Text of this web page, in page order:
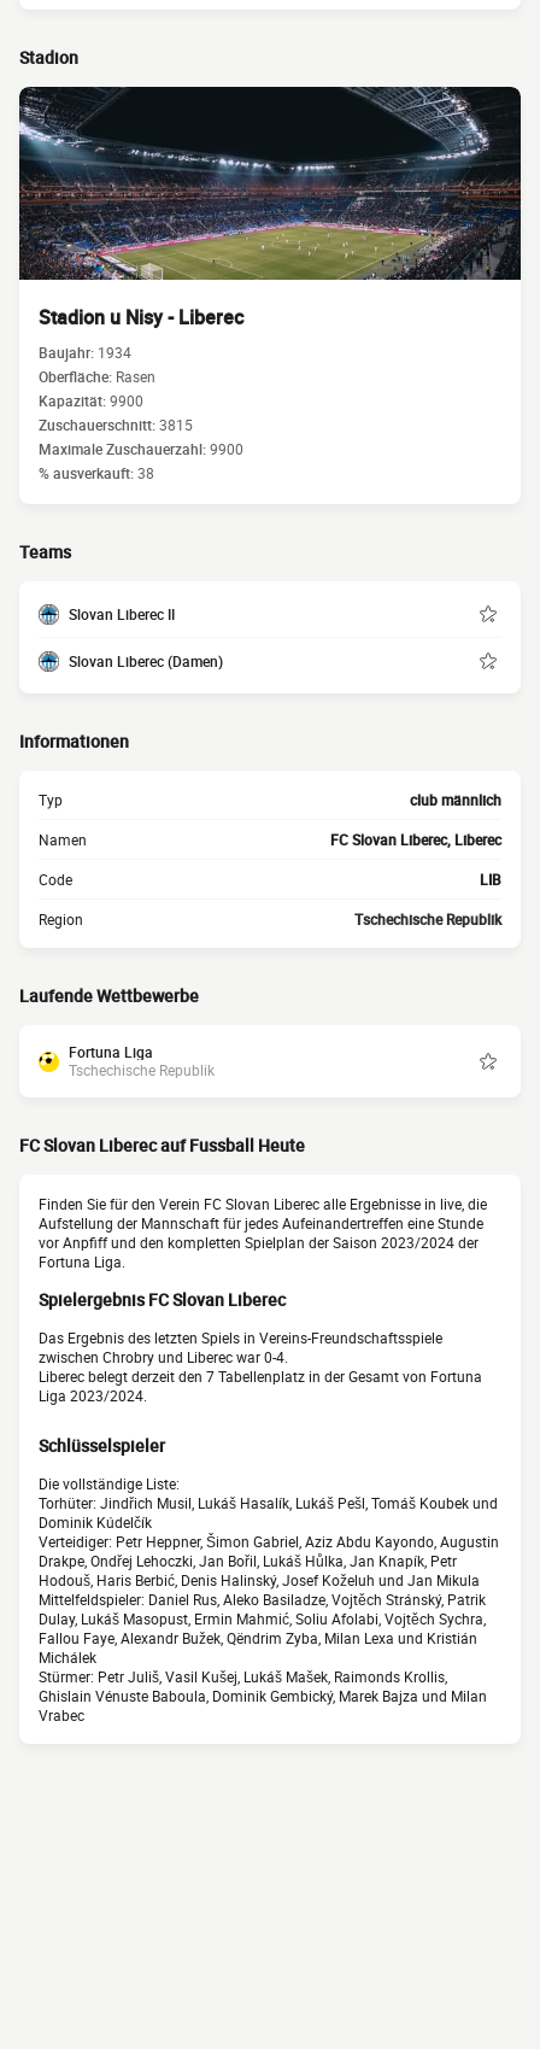
Stadion
Stadion u Nisy - Liberec
Baujahr: 1934
Oberfläche: Rasen
Kapazität:9900
Zuschauerschnitt:3815
Maximale Zuschauerzahl:9900
% ausverkauft:38
Teams
Slovan Liberec II
Slovan Liberec (Damen)
Informationen
Typ club männlich
Namen FC Slovan Liberec, Liberec
Code LIB
Region Tschechische Republik
Laufende Wettbewerbe
Fortuna Liga
Tschechische Republik
FC Slovan Liberec auf Fussball Heute
Finden Sie für den Verein FC Slovan Liberec alle Ergebnisse in live, die
Aufstellung der Mannschaft für jedes Aufeinandertreffen eine Stunde
vor Anpfiff und den kompletten Spielplan der Saison 2023/2024 der
Fortuna Liga.
Spielergebnis FC Slovan Liberec
Das Ergebnis des letzten Spiels in Vereins-Freundschaftsspiele
zwischen Chrobry und Liberec war 0-4.
Liberec belegt derzeit den 7 Tabellenplatz in der Gesamt von Fortuna
Liga 2023/2024.
Schlüsselspieler
Die vollständige Liste:
Torhüter: Jindřich Musil, Lukáš Hasalík, Lukáš Pešl, Tomáš Koubek und
Dominik Kúdelčík
Verteidiger: Petr Heppner, Šimon Gabriel, Aziz Abdu Kayondo, Augustin
Drakpe, Ondřej Lehoczki, Jan Bořil, Lukáš Hůlka, Jan Knapík, Petr
Hodouš, Haris Berbić, Denis Halinský, Josef Koželuh und Jan Mikula
Mittelfeldspieler: Daniel Rus, Aleko Basiladze, Vojtěch Stránský, Patrik
Dulay, Lukáš Masopust, Ermin Mahmić, Soliu Afolabi, Vojtěch Sychra,
Fallou Faye, Alexandr Bužek, Qëndrim Zyba, Milan Lexa und Kristián
Michálek
Stürmer: Petr Juliš, Vasil Kušej, Lukáš Mašek, Raimonds Krollis,
Ghislain Vénuste Baboula, Dominik Gembický, Marek Bajza und Milan
Vrabec